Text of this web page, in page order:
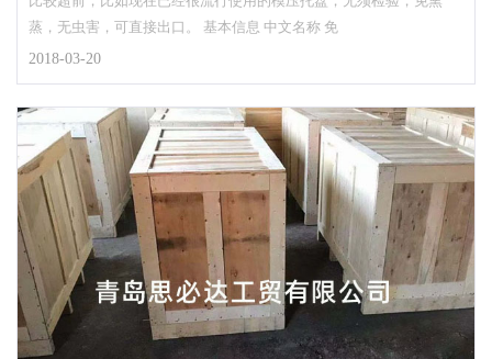
蒸，无虫害，可直接出口。 基本信息 中文名称 免
2018-03-20